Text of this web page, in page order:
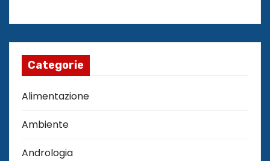
Categorie
Alimentazione
Ambiente
Andrologia